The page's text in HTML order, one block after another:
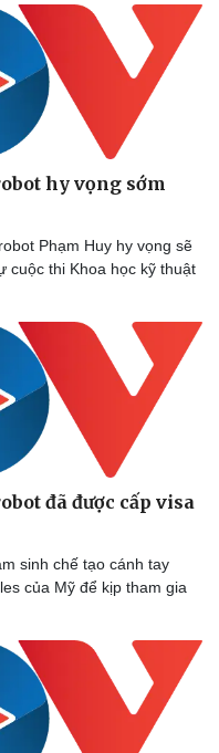
hy vọng sớm
Phạm Huy hy vọng sẽ
cuộc thi Khoa học kỹ thuật
đã được cấp visa
sinh chế tạo cánh tay
của Mỹ để kịp tham gia